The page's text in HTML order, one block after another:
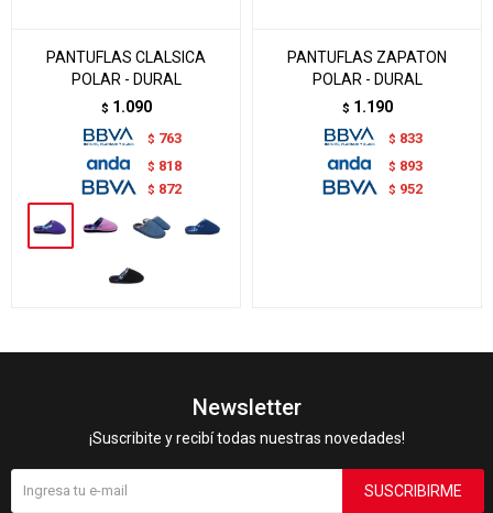
PANTUFLAS CLALSICA
POLAR - DURAL
$ 1.090
$ 763
$ 818
$ 872
PANTUFLAS ZAPATON
POLAR - DURAL
$ 1.190
$ 833
$ 893
$ 952
Newsletter
¡Suscribite y recibí todas nuestras novedades!
SUSCRIBIRME